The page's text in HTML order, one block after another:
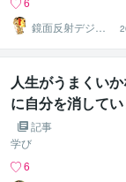
鏡面反射デジタ
ルアート製作所
（鈴木穣）
人生がうまくい
に自分を消して
記事
学び
6